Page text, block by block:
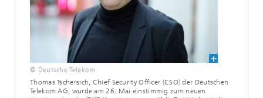
© Deutsche Telekom
Thomas Tschersich, Chief Security Officer (CSO) der Deutschen
Telekom AG, wurde am 26. Mai einstimmig zum neuen